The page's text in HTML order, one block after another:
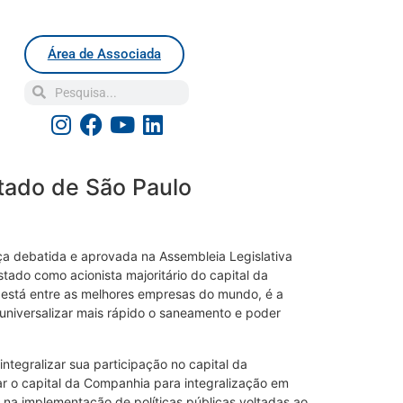
Área de Associada
de São Paulo
debatida e aprovada na Assembleia Legislativa
como acionista majoritário do capital da
entre as melhores empresas do mundo, é a
mais rápido o saneamento e poder
sua participação no capital da
o capital da Companhia para integralização em